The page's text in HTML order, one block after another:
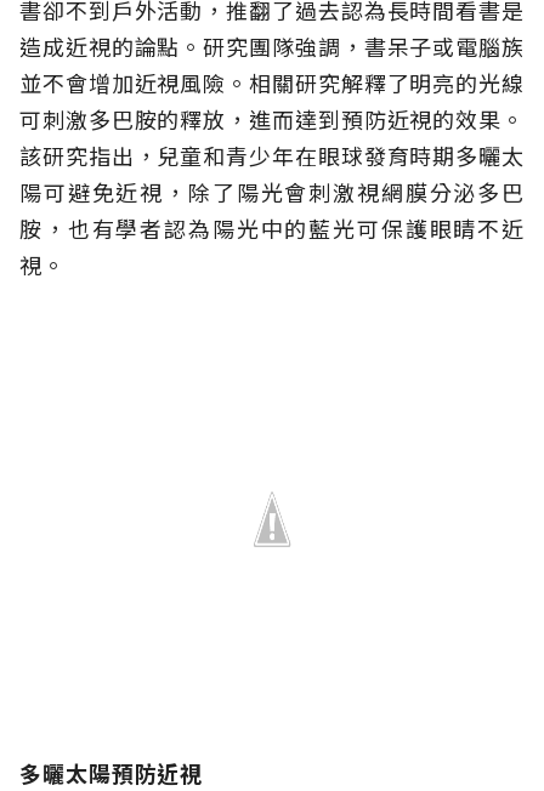
書卻不到戶外活動，推翻了過去認為長時間看書是
造成近視的論點。研究團隊強調，書呆子或電腦族
並不會增加近視風險。相關研究解釋了明亮的光線
可刺激多巴胺的釋放，進而達到預防近視的效果。
該研究指出，兒童和青少年在眼球發育時期多曬太
陽可避免近視，除了陽光會刺激視網膜分泌多巴
胺，也有學者認為陽光中的藍光可保護眼睛不近
視。
多曬太陽預防近視